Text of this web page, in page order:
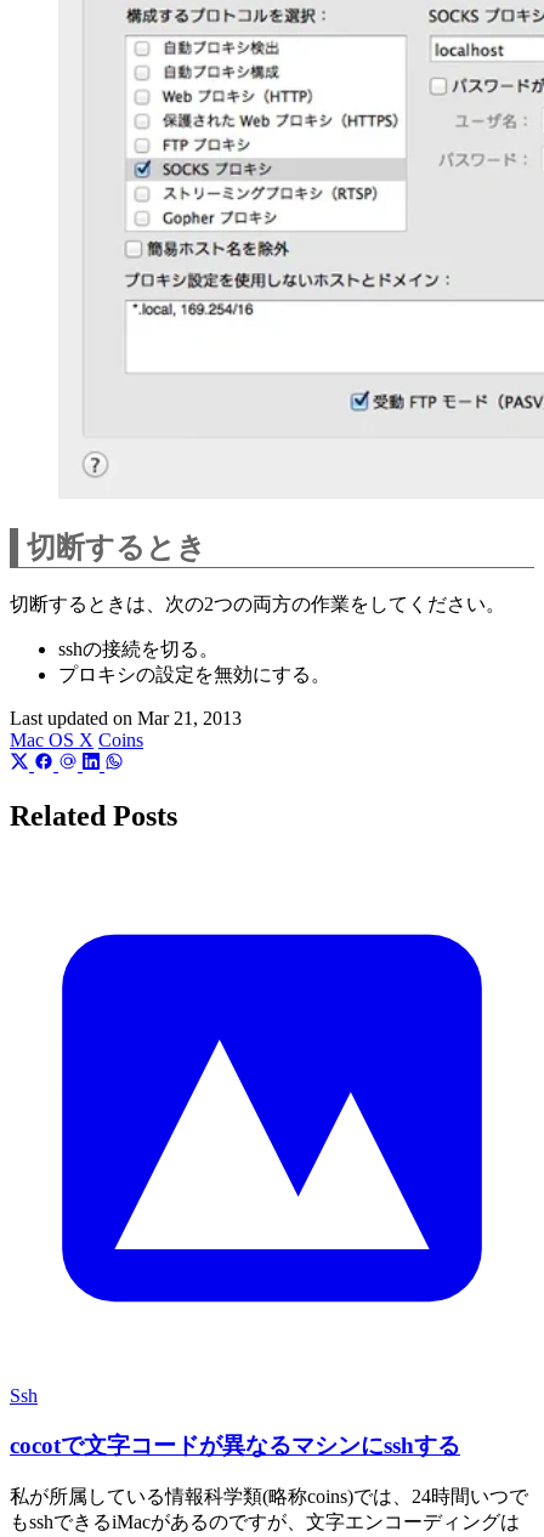
切断するとき
切断するときは、次の2つの両方の作業をしてください。
sshの接続を切る。
プロキシの設定を無効にする。
Last updated on Mar 21, 2013
Mac OS X Coins
Related Posts
Ssh
cocotで文字コードが異なるマシンにsshする
私が所属している情報科学類(略称coins)では、24時間いつで
もsshできるiMacがあるのですが、文字エンコーディングは